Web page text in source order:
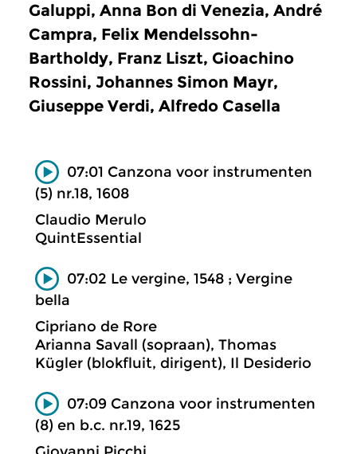
Galuppi, Anna Bon di Venezia, André
Campra, Felix Mendelssohn-
Bartholdy, Franz Liszt, Gioachino
Rossini, Johannes Simon Mayr,
Giuseppe Verdi, Alfredo Casella
07:01 Canzona voor instrumenten
(5) nr.18, 1608
Claudio Merulo
QuintEssential
07:02 Le vergine, 1548 ; Vergine
bella
Cipriano de Rore
Arianna Savall (sopraan), Thomas
Kügler (blokfluit, dirigent), Il Desiderio
07:09 Canzona voor instrumenten
(8) en b.c. nr.19, 1625